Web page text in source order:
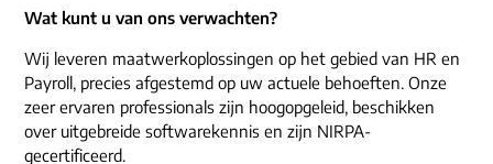
Wat kunt u van ons verwachten?
Wij leveren maatwerkoplossingen op het gebied van HR en
Payroll, precies afgestemd op uw actuele behoeften. Onze
zeer ervaren professionals zijn hoogopgeleid, beschikken
over uitgebreide softwarekennis en zijn NIRPA-
gecertificeerd.